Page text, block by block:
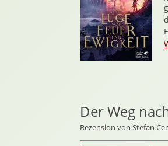
Der Weg
Rezension von Stefan